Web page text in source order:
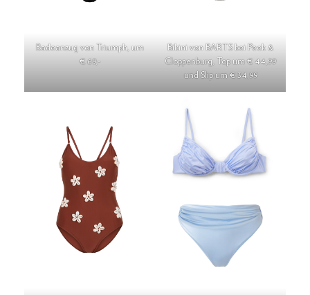
Badeanzug von Triumph, um
€ 69,-
Bikini von BARTS bei Peek &
Cloppenburg, Top um € 44,99
und Slip um € 34,99